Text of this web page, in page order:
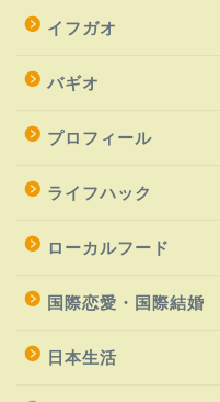
イフガオ
バギオ
プロフィール
ライフハック
ローカルフード
国際恋愛・国際結婚
日本生活